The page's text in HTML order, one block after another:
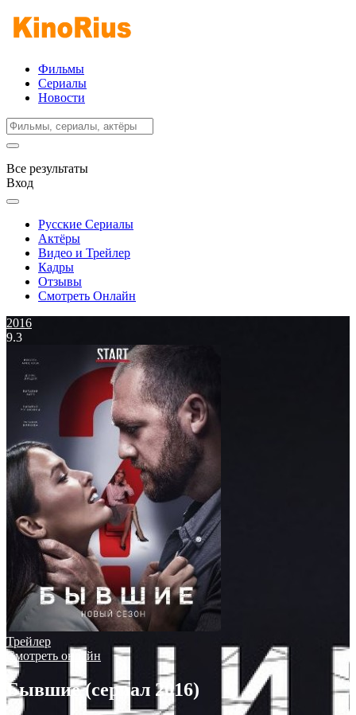
Фильмы
Сериалы
Новости
Все результаты
Вход
Русские Сериалы
Актёры
Видео и Трейлер
Кадры
Отзывы
Смотреть Онлайн
2016
9.3
Трейлер
Смотреть онлайн
Бывшие (сериал 2016)